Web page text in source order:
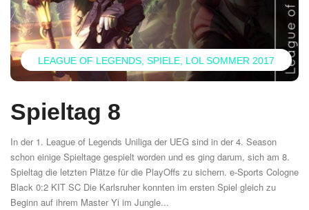
LEAGUE OF LEGENDS SPIELE LOL SOMMER 2017
Spieltag 8
In der 1. League of Legends Uniliga der UEG sind in der 4. Season
schon einige Spieltage gespielt worden und es ging darum, sich am 8.
Spieltag die letzten Plätze für die PlayOffs zu sichern. e-Sports Cologne
Black 0:2 KIT SC Die Karlsruher konnten im ersten Spiel gleich zu
Beginn auf ihrem Master Yi im Jungle...